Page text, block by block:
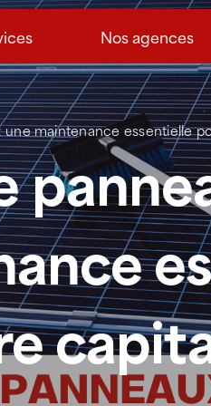
Nos agences
maintenance essentielle